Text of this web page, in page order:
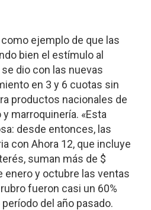
ejemplo de que las
bien el estímulo al
dio con las nuevas
en 3 y 6 cuotas sin
productos nacionales de
marroquinería. «Esta
desde entonces, las
con Ahora 12, que incluye
suman más de $
enero y octubre las ventas
fueron casi un 60%
del año pasado.